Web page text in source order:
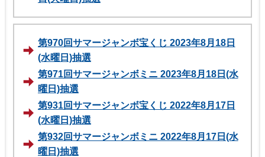
第970回サマージャンボ宝くじ 2023年8月18日
(水曜日)抽選
第971回サマージャンボミニ 2023年8月18日(水
曜日)抽選
第931回サマージャンボ宝くじ 2022年8月17日
(水曜日)抽選
第932回サマージャンボミニ 2022年8月17日(水
曜日)抽選